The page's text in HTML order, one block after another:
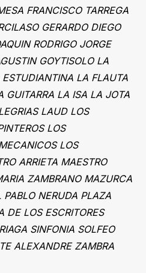
FRANCISCO TARREGA
GERARDO DIEGO
RODRIGO JORGE
GOYTISOLO LA
LA FLAUTA
GUITARRA LA ISA LA JOTA
LAUD LOS
LOS
LOS
ARRIETA MAESTRO
ZAMBRANO MAZURCA
PABLO NERUDA PLAZA
DE LOS ESCRITORES
SINFONIA SOLFEO
ALEXANDRE ZAMBRA